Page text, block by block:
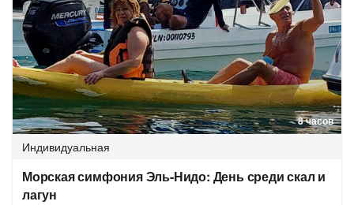
8 часов
Индивидуальная
Морская симфония Эль-Нидо: День среди скал и
лагун